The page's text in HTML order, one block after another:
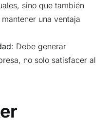
sino que también
una ventaja
: Debe generar
no solo satisfacer al